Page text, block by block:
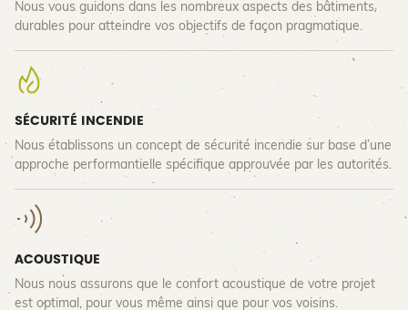
Nous vous guidons dans les nombreux aspects des bâtiments
durables pour atteindre vos objectifs de façon pragmatique.
SÉCURITÉ INCENDIE
Nous établissons un concept de sécurité incendie sur base d’une
approche performantielle spécifique approuvée par les autorités.
ACOUSTIQUE
Nous nous assurons que le confort acoustique de votre projet
est optimal, pour vous même ainsi que pour vos voisins.